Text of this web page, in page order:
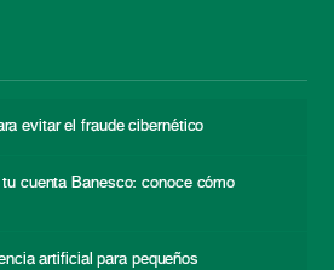
evitar el fraude cibernético
cuenta Banesco: conoce cómo
artificial para pequeños